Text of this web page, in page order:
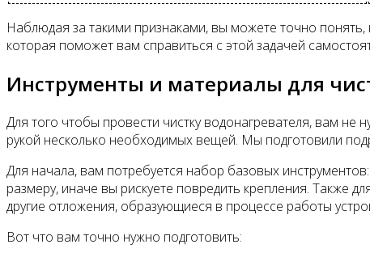
Наблюдая за такими признаками, вы можете точно
которая поможет вам справиться с этой задачей
Инструменты и материалы для
Для того чтобы провести чистку водонагревателя, вам
рукой несколько необходимых вещей. Мы подготовили
Для начала, вам потребуется набор базовых
размеру, иначе вы рискуете повредить крепления. Также
другие отложения, образующиеся в процессе работы
Вот что вам точно нужно подготовить: